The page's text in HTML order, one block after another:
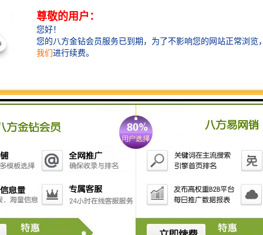
2. **生物处理设备**：如活性污泥法、MBR膜生物反应
器等，通过微生物分解污水中的有机物质。
3. **化学处理设备**：如混凝沉淀池、投药装置等，用
4. **消毒设备**：如紫外线消毒、氯消毒等，确保处理
5. **污泥处理设备**：包括污泥脱水机、污泥干化设备
等，用于处理和减少污水处理中产生的污泥。
6. **全自动控制系统**：用于实时监测和控制污水处理
在选择污水处理设备时，体检中心应考虑以下因素：
- **处理能力**：根据实际产生的污水量选择合适的设